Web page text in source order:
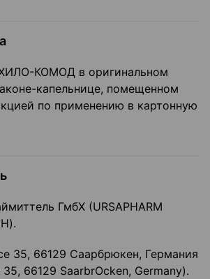
КОМОД в оригинальном
капельнице, помещенном
по применению в картонную
ГмбХ (URSAPHARM
35, 66129 Саарбрюкен, Германия
66129 SaarbrOcken, Germany).